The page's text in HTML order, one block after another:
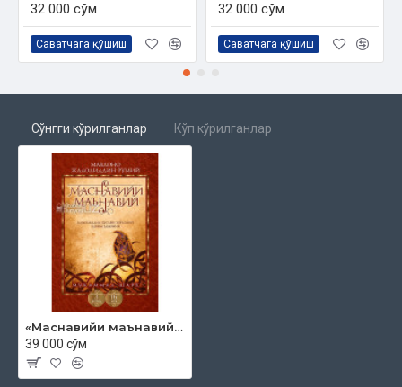
32 000 сўм
Саватчага қўшиш
32 000 сўм
Саватчага қўшиш
Сўнгги кўрилганлар Кўп кўрилганлар
«Маснавийи маънавий» 3-китоб, 16-жуз
39 000 сўм